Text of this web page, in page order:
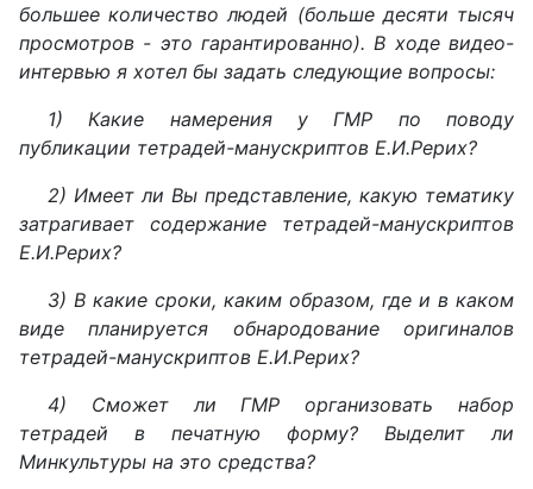
большее количество людей (больше десяти тысяч
просмотров - это гарантированно). В ходе видео-
интервью я хотел бы задать следующие вопросы:
1) Какие намерения у ГМР по поводу
публикации тетрадей-манускриптов Е.И.Рерих?
2) Имеет ли Вы представление, какую тематику
затрагивает содержание тетрадей-манускриптов
Е.И.Рерих?
3) В какие сроки, каким образом, где и в каком
виде планируется обнародование оригиналов
тетрадей-манускриптов Е.И.Рерих?
4) Сможет ли ГМР организовать набор
тетрадей в печатную форму? Выделит ли
Минкультуры на это средства?